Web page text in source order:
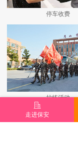
停车收费
拉练活动
走进保安